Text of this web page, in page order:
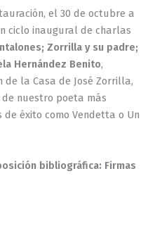
el 30 de octubre a
ciclo inaugural de charlas
Zorrilla y su padre;
Hernández Benito,
la Casa de José Zorrilla,
nuestro poeta más
éxito como Vendetta o Un
bibliográfica: Firmas